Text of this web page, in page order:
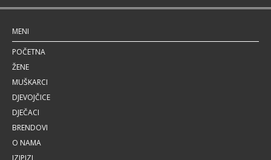
MENI
POČETNA
ŽENE
MUŠKARCI
DJEVOJČICE
DJEČACI
BRENDOVI
O NAMA
IZIPIZI